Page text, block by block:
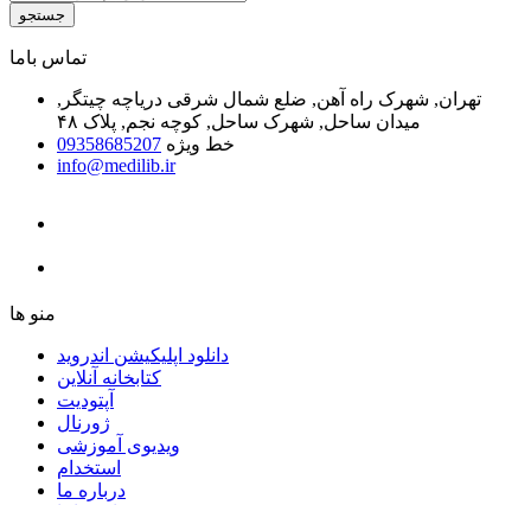
جستجو
ﺗﻤﺎﺱ ﺑﺎﻣﺎ
تهران, شهرک راه آهن, ضلع شمال شرقی دریاچه چیتگر,
میدان ساحل, شهرک ساحل, کوچه نجم, پلاک ۴۸
خط ویژه 09358685207
info@medilib.ir
ﻣﻨﻮ ﻫﺎ
دانلود اپلیکیشن اندروید
ﮐﺘﺎﺑﺨﺎﻧﻪ ﺁﻧﻼﯾﻦ
ﺁﭘﺘﻮﺩﯾﺖ
ﮊﻭﺭﻧﺎﻝ
ویدیوی آموزشی
استخدام
درباره ما